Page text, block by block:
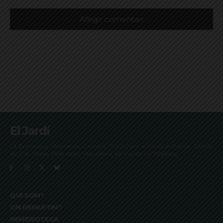
El Jardí
La Bonanova, Monterols, Galvany, Turó Parc, el Farró, el Putxet, Sarrià,
les Tres Torres, Pedralbes, Vallvidrera, les Planes i el Tibidabo
QUI SOM?
ON REPARTIM?
HEMEROTECA